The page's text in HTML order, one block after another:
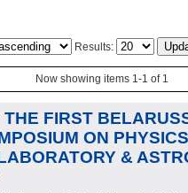
Results:
Now showing items 1-1 of 1
FIRST
ON
&